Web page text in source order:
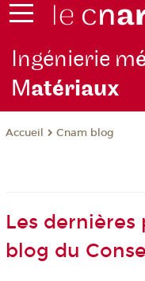
Ingénierie m
Matériaux
Accueil Cnam blog
Les
blog du